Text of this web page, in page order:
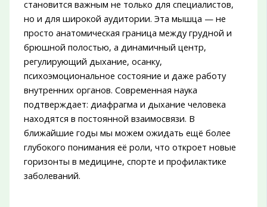
становится важным не только для специалистов,
но и для широкой аудитории. Эта мышца — не
просто анатомическая граница между грудной и
брюшной полостью, а динамичный центр,
регулирующий дыхание, осанку,
психоэмоциональное состояние и даже работу
внутренних органов. Современная наука
подтверждает: диафрагма и дыхание человека
находятся в постоянной взаимосвязи. В
ближайшие годы мы можем ожидать ещё более
глубокого понимания её роли, что откроет новые
горизонты в медицине, спорте и профилактике
заболеваний.